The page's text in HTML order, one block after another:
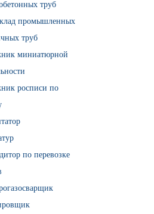
труб
промышленных
труб
миниатюрной
росписи по
по перевозке